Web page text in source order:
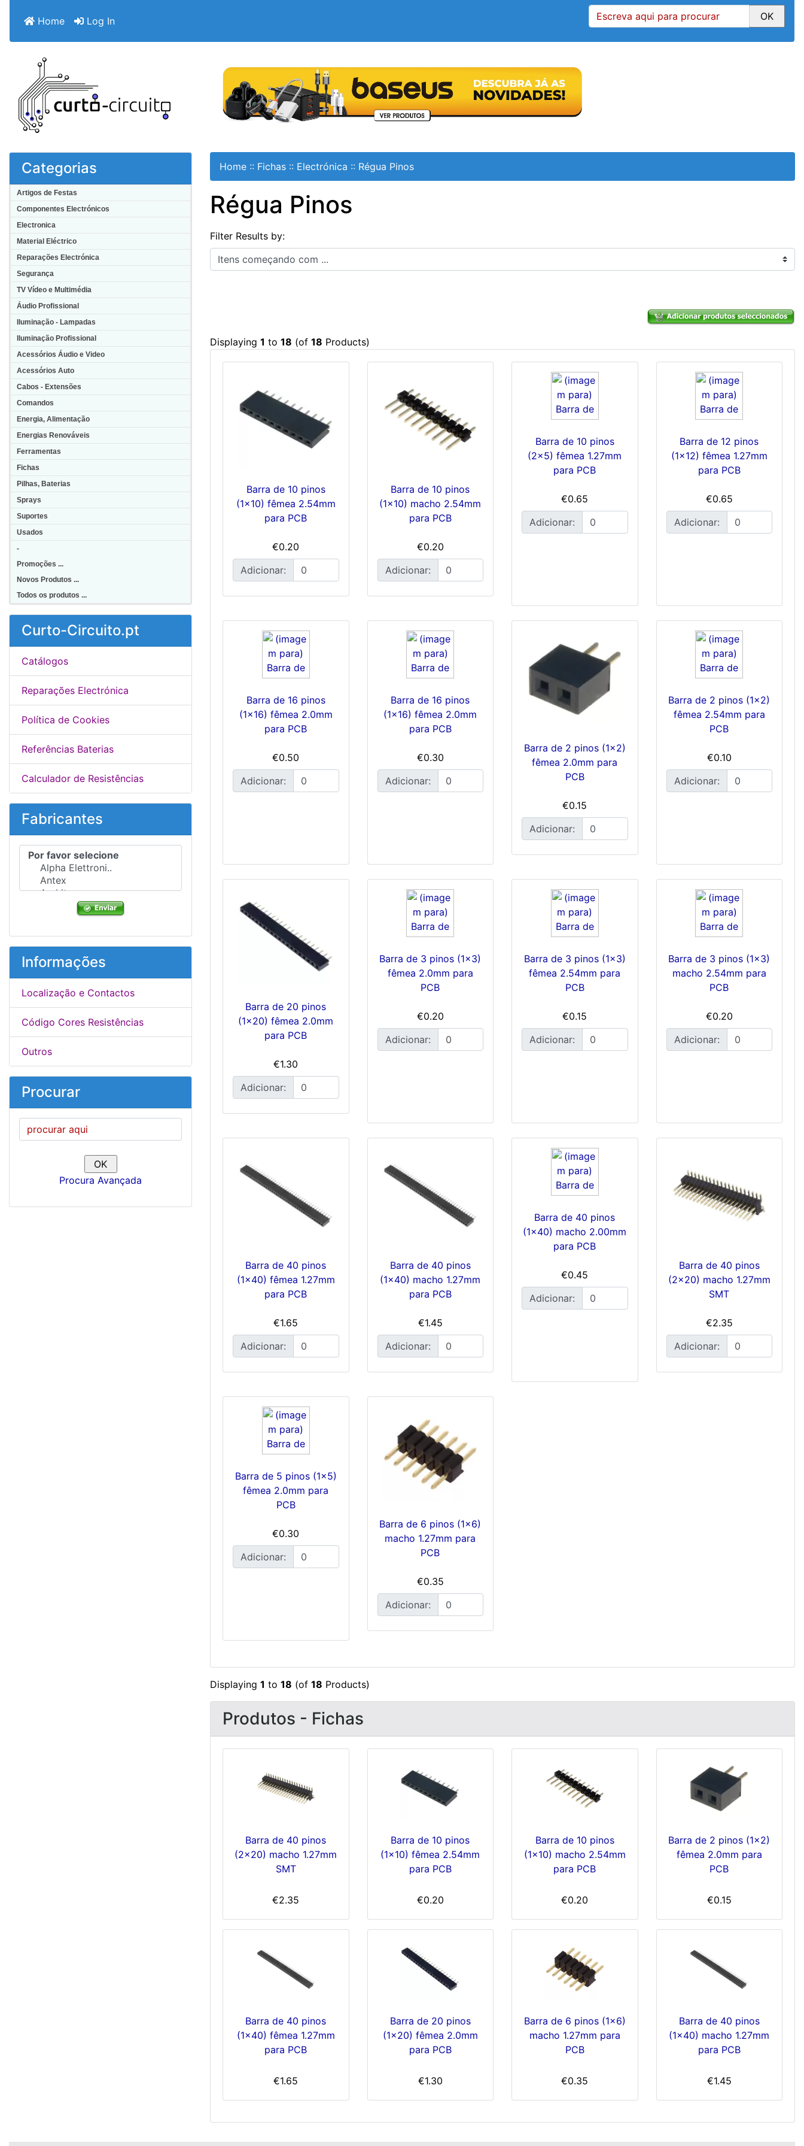
Home Log In
Categorias
Artigos de Festas
Componentes Electrónicos
Electronica
Material Eléctrico
Reparações Electrónica
Segurança
TV Vídeo e Multimédia
Áudio Profissional
Iluminação - Lampadas
Iluminação Profissional
Acessórios Áudio e Video
Acessórios Auto
Cabos - Extensões
Comandos
Energia, Alimentação
Energias Renováveis
Ferramentas
Fichas
Pilhas, Baterias
Sprays
Suportes
Usados
-
Promoções ...
Novos Produtos ...
Todos os produtos ...
Curto-Circuito.pt
Catálogos
Reparações Electrónica
Política de Cookies
Referências Baterias
Calculador de Resistências
Fabricantes
Por favor selecione ...
Informações
Localização e Contactos
Código Cores Resistências
Outros
Procurar
Procura Avançada
Home :: Fichas :: Electrónica :: Régua Pinos
Régua Pinos
Filter Results by:
Itens começando com ...
Displaying 1 to 18 (of 18 Products)
Barra de 10 pinos
(1x10) fêmea 2.54mm
para PCB
€0.20
Adicionar:
Barra de 10 pinos
(1x10) macho 2.54mm
para PCB
€0.20
Adicionar:
Barra de 10 pinos
(2x5) fêmea 1.27mm
para PCB
€0.65
Adicionar:
Barra de 12 pinos
(1x12) fêmea 1.27mm
para PCB
€0.65
Adicionar:
Barra de 16 pinos
(1x16) fêmea 2.0mm
para PCB
€0.50
Adicionar:
Barra de 16 pinos
(1x16) fêmea 2.0mm
para PCB
€0.30
Adicionar:
Barra de 2 pinos (1x2)
fêmea 2.0mm para
PCB
€0.15
Adicionar:
Barra de 2 pinos (1x2)
fêmea 2.54mm para
PCB
€0.10
Adicionar:
Barra de 20 pinos
(1x20) fêmea 2.0mm
para PCB
€1.30
Adicionar:
Barra de 3 pinos (1x3)
fêmea 2.0mm para
PCB
€0.20
Adicionar:
Barra de 3 pinos (1x3)
fêmea 2.54mm para
PCB
€0.15
Adicionar:
Barra de 3 pinos (1x3)
macho 2.54mm para
PCB
€0.20
Adicionar:
Barra de 40 pinos
(1x40) fêmea 1.27mm
para PCB
€1.65
Adicionar:
Barra de 40 pinos
(1x40) macho 1.27mm
para PCB
€1.45
Adicionar:
Barra de 40 pinos
(1x40) macho 2.00mm
para PCB
€0.45
Adicionar:
Barra de 40 pinos
(2x20) macho 1.27mm
SMT
€2.35
Adicionar:
Barra de 5 pinos (1x5)
fêmea 2.0mm para
PCB
€0.30
Adicionar:
Barra de 6 pinos (1x6)
macho 1.27mm para
PCB
€0.35
Adicionar:
Displaying 1 to 18 (of 18 Products)
Produtos - Fichas
Barra de 40 pinos
(2x20) macho 1.27mm
SMT
€2.35
Barra de 10 pinos
(1x10) fêmea 2.54mm
para PCB
€0.20
Barra de 10 pinos
(1x10) macho 2.54mm
para PCB
€0.20
Barra de 2 pinos (1x2)
fêmea 2.0mm para
PCB
€0.15
Barra de 40 pinos
(1x40) fêmea 1.27mm
para PCB
€1.65
Barra de 20 pinos
(1x20) fêmea 2.0mm
para PCB
€1.30
Barra de 6 pinos (1x6)
macho 1.27mm para
PCB
€0.35
Barra de 40 pinos
(1x40) macho 1.27mm
para PCB
€1.45